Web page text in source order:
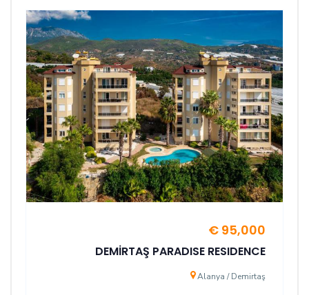
95,000 €
DEMİRTAŞ PARADISE RESIDENCE
Alanya / Demirtaş